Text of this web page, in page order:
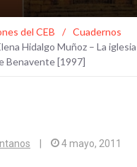
del CEB / Cuadernos
Hidalgo Muñoz – La
Benavente [1997]
| 4 mayo, 2011